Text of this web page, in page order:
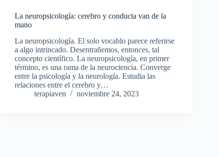
La neuropsicología: cerebro y conducta van de la
mano
La neuropsicología. El solo vocablo parece referirse
a algo intrincado. Desentrañemos, entonces, tal
concepto científico. La neuropsicología, en primer
término, es una rama de la neurociencia. Converge
entre la psicología y la neurología. Estudia las
relaciones entre el cerebro y…
terapiaven
noviembre 24, 2023